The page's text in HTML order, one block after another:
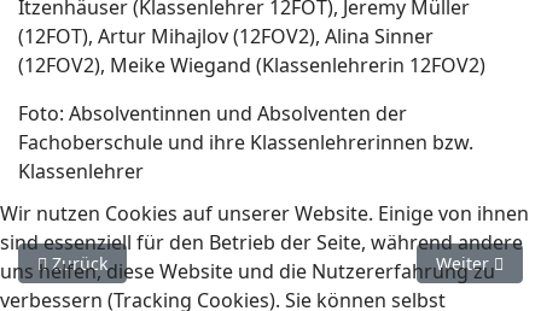
Itzenhäuser (Klassenlehrer 12FOT), Jeremy Müller
(12FOT), Artur Mihajlov (12FOV2), Alina Sinner
(12FOV2), Meike Wiegand (Klassenlehrerin 12FOV2)
Foto: Absolventinnen und Absolventen der
Fachoberschule und ihre Klassenlehrerinnen bzw.
Klassenlehrer
Vorheriger Beitrag: Sozialassistenten feiern Abschluss am
Zurück Nächster
Weiter
Wir nutzen Cookies auf unserer Website. Einige von ihnen
sind essenziell für den Betrieb der Seite, während andere
uns helfen, diese Website und die Nutzererfahrung zu
verbessern (Tracking Cookies). Sie können selbst